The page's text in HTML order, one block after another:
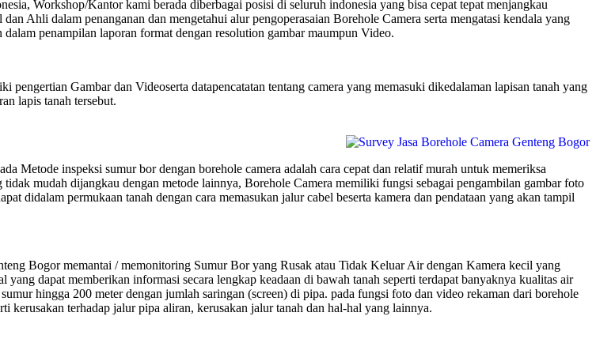
Workshop/Kantor kami berada diberbagai posisi di seluruh indonesia yang bisa cepat tepat menjangkau
Ahli dalam penanganan dan mengetahui alur pengoperasaian Borehole Camera serta mengatasi kendala yang
penampilan laporan format dengan resolution gambar maumpun Video.
Gambar dan Videoserta datapencatatan tentang camera yang memasuki dikedalaman lapisan tanah yang
lapis tanah tersebut.
Metode inspeksi sumur bor dengan borehole camera adalah cara cepat dan relatif murah untuk memeriksa
mudah dijangkau dengan metode lainnya, Borehole Camera memiliki fungsi sebagai pengambilan gambar foto
didalam permukaan tanah dengan cara memasukan jalur cabel beserta kamera dan pendataan yang akan tampil
Bogor memantai / memonitoring Sumur Bor yang Rusak atau Tidak Keluar Air dengan Kamera kecil yang
dapat memberikan informasi secara lengkap keadaan di bawah tanah seperti terdapat banyaknya kualitas air
hingga 200 meter dengan jumlah saringan (screen) di pipa. pada fungsi foto dan video rekaman dari borehole
kerusakan terhadap jalur pipa aliran, kerusakan jalur tanah dan hal-hal yang lainnya.